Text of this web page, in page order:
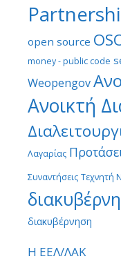
open source
money - public code
Weopengov
Ανοικτή
Λαγαρίας
Συναντήσεις Τεχνητή
διακυβέρνηση
Η ΕΕΛ/ΛΑΚ